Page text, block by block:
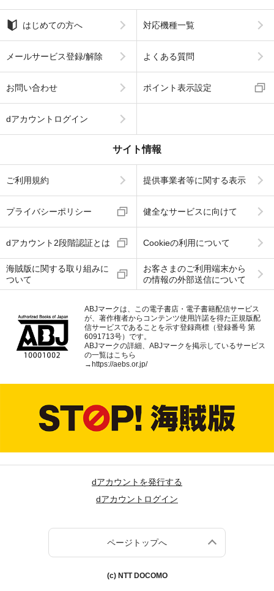
はじめての方へ 対応機種一覧
メールサービス登録/解除 よくある質問
お問い合わせ ポイント表示設定
dアカウントログイン
サイト情報
ご利用規約 提供事業者等に関する表示
プライバシーポリシー 健全なサービスに向けて
dアカウント2段階認証とは Cookieの利用について
海賊版に関する取り組みに
ついて
お客さまのご利用端末から
の情報の外部送信について
ABJマークは、この電子書店・電子書籍配信サービス
が、著作権者からコンテンツ使用許諾を得た正規版配
信サービスであることを示す登録商標（登録番号 第
6091713号）です。
ABJマークの詳細、ABJマークを掲示しているサービス
の一覧はこちら
→https://aebs.or.jp/
dアカウントを発行する
dアカウントログイン
ページトップへ
(c) NTT DOCOMO